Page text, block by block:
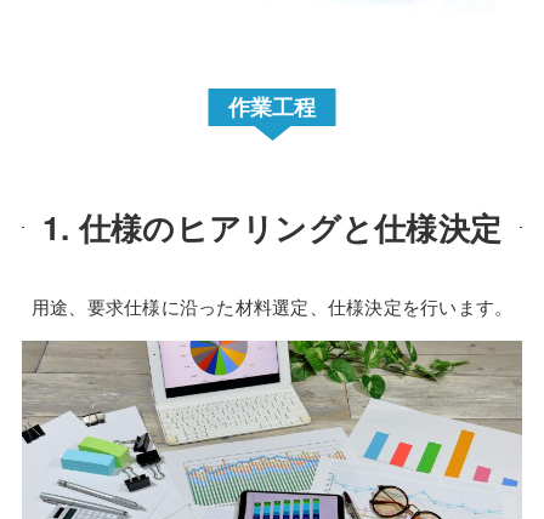
作業工程
1. 仕様のヒアリングと仕様決定
用途、要求仕様に沿った材料選定、仕様決定を行います。